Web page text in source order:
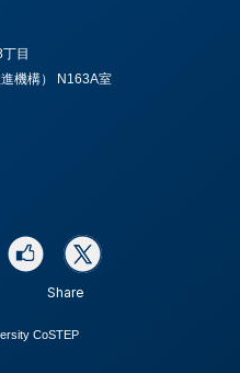
目
機構） N163A室
Share
CoSTEP